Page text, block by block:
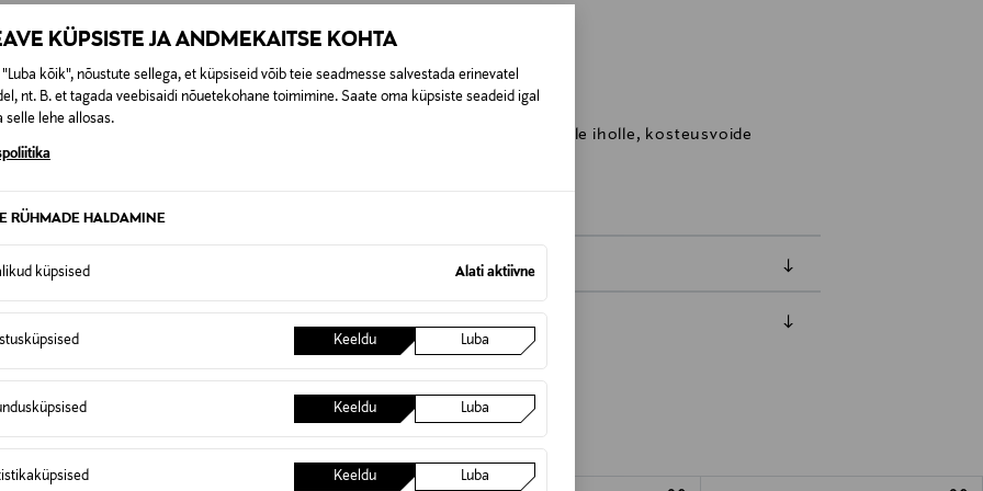
KÜPSISTE JA ANDMEKAITSE KOHTA
"Luba kõik", nõustute sellega, et küpsiseid võib teie seadmesse salvestada erinevatel
nt. B. et tagada veebisaidi nõuetekohane toimimine. Saate oma küpsiste seadeid igal
selle lehe allosas.
RÜHMADE HALDAMINE
küpsised Alati aktiivne
Keeldu Luba
Keeldu Luba
Keeldu Luba
neuvonta@loreal.com
Kiehl's, kosteusvoide, kosteusvoide kuivalle iholle, kosteusvoide
0,00 €
0,00 € – 4,90 €
lepingust taganeda 30 päeva jooksul alates kauba kättesaamisest. Suletud pakendis toodete puhul
Tagastatavad suletud pakendis kosmeetika- ja loodustooted peavad olema avamata originaalpakendis.
KA